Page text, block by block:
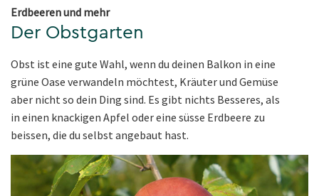
Erdbeeren und mehr
Der Obstgarten
Obst ist eine gute Wahl, wenn du deinen Balkon in eine
grüne Oase verwandeln möchtest, Kräuter und Gemüse
aber nicht so dein Ding sind. Es gibt nichts Besseres, als
in einen knackigen Apfel oder eine süsse Erdbeere zu
beissen, die du selbst angebaut hast.